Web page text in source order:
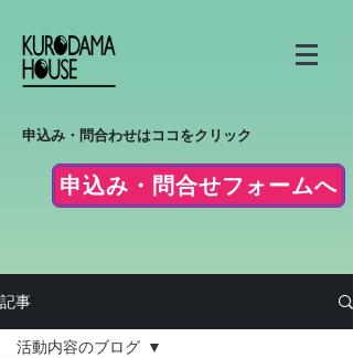
申込み・問合わせはココをクリック
申込み・問合せフォームへ
記事
活動内容のブログ